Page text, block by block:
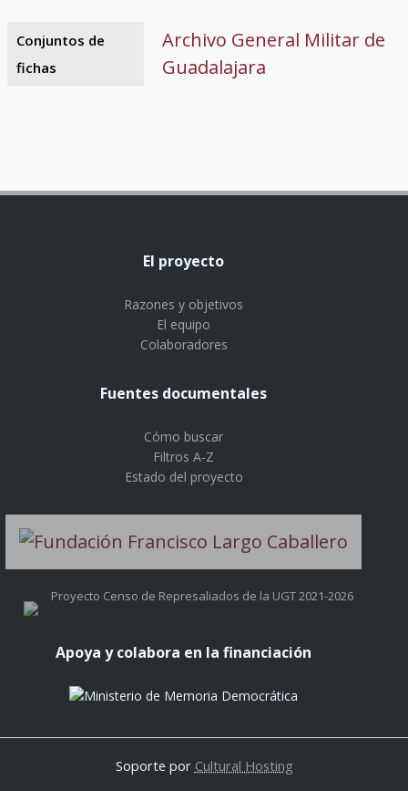
Conjuntos de
fichas
Archivo General Militar de
Guadalajara
El proyecto
Razones y objetivos
El equipo
Colaboradores
Fuentes documentales
Cómo buscar
Filtros A-Z
Estado del proyecto
Proyecto Censo de Represaliados de la UGT 2021-2026
Apoya y colabora en la financiación
Soporte por Cultural Hosting